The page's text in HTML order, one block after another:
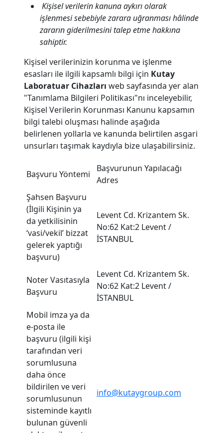
Kişisel verilerin kanuna aykırı olarak
işlenmesi sebebiyle zarara uğranması hâlinde
zararın giderilmesini talep etme hakkına
sahiptir.
Kişisel verilerinizin korunma ve işlenme
esasları ile ilgili kapsamlı bilgi için Kutay
Laboratuar Cihazları web sayfasında yer alan
"Tanımlama Bilgileri Politikası"nı inceleyebilir,
Kişisel Verilerin Korunması Kanunu kapsamın
bilgi talebi oluşması halinde aşağıda
belirlenen yollarla ve kanunda belirtilen asgari
unsurları taşımak kaydıyla bize ulaşabilirsiniz.
Başvuru Yöntemi
Başvurunun Yapılacağı
Adres
Şahsen Başvuru
(İlgili Kişinin ya
da yetkilisinin
‘vasi/vekil’ bizzat
gelerek yaptığı
başvuru)
Levent Cd. Krizantem Sk.
No:62 Kat:2 Levent /
İSTANBUL
Noter Vasıtasıyla
Başvuru
Levent Cd. Krizantem Sk.
No:62 Kat:2 Levent /
İSTANBUL
Mobil imza ya da
e-posta ile
başvuru (ilgili kişi
tarafından veri
sorumlusuna
daha önce
bildirilen ve veri
sorumlusunun
sisteminde kayıtlı
bulunan güvenli
info@kutaygroup.com